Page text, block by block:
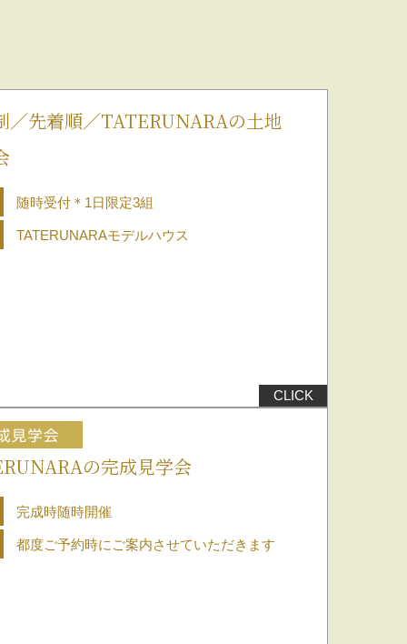
／先着順／TATERUNARAの土地
随時受付＊1日限定3組
TATERUNARAモデルハウス
の完成見学会
完成時随時開催
都度ご予約時にご案内させていただきます